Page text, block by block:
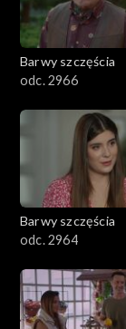
Barwy szczęścia
odc. 2966
Barwy szczęścia
odc. 2964